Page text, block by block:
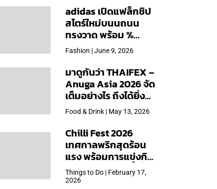
adidas เปิดแฟล็กชิป
สโตร์ใหม่บนนถนน
ทรงวาด พร้อม %
Arabica และคอลเลก
ชันพิเศษเฉพาะสาขา
Fashion | June 9, 2026
มาดูกันว่า THAIFEX –
Anuga Asia 2026 จัด
เต็มอย่างไร ถึงได้ยิ่ง
ใหญ่สุดเท่าที่เคยจัดมา
Food & Drink | May 13, 2026
Chilli Fest 2026
เทศกาลพริกสุดร้อน
แรง พร้อมการแข่งกิน
พริก จัด 28 มี.ค.นี้ ที่โรง
แรมคิมป์ตัน มาลัยฯ
Things to Do | February 17,
2026